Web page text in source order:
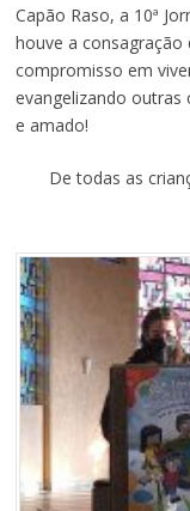
Capão Raso, a 10ª
houve a consagração
compromisso em
evangelizando outras
e amado!
De todas as